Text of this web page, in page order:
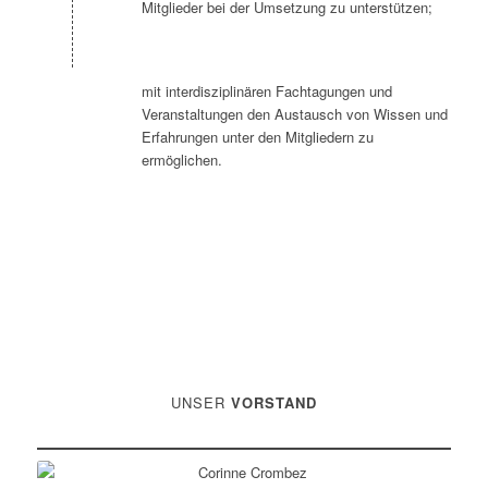
Mitglieder bei der Umsetzung zu unterstützen;
mit interdisziplinären Fachtagungen und
Veranstaltungen den Austausch von Wissen und
Erfahrungen unter den Mitgliedern zu
ermöglichen.
UNSER VORSTAND